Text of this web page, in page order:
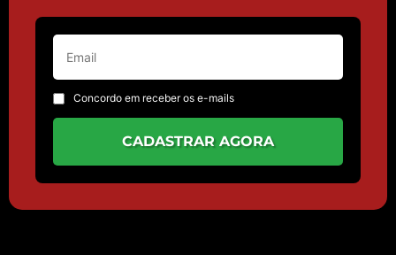
Concordo em receber os e-mails
CADASTRAR AGORA